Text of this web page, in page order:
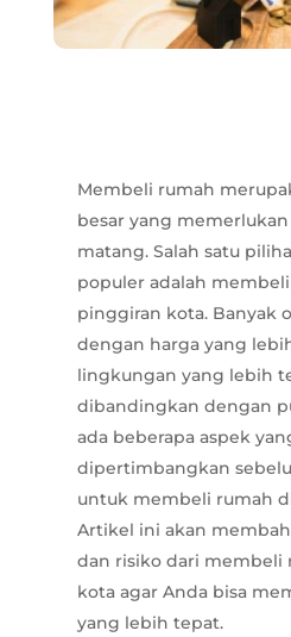
Membeli rumah
besar yang
matang. Salah satu
populer adalah
pinggiran kota. Banyak
dengan harga yang
lingkungan yang lebih
dibandingkan dengan
ada beberapa aspek
dipertimbangkan
untuk membeli rumah
Artikel ini akan
dan risiko dari membeli
kota agar Anda bisa
yang lebih tepat.